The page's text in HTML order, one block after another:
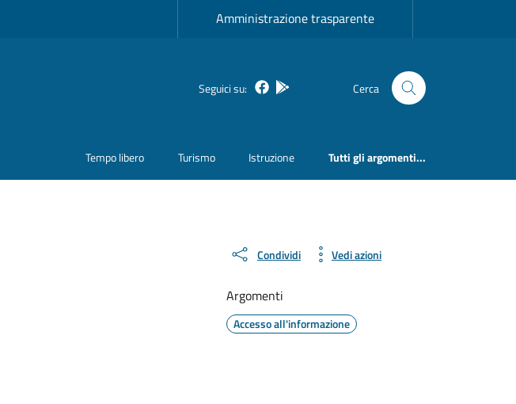
Amministrazione trasparente
Seguici su: FacebookBosa inAppCerca
Tempo libero Turismo Istruzione Tutti gli argomenti...
Condividi Vedi azioni
Argomenti
Accesso all'informazione